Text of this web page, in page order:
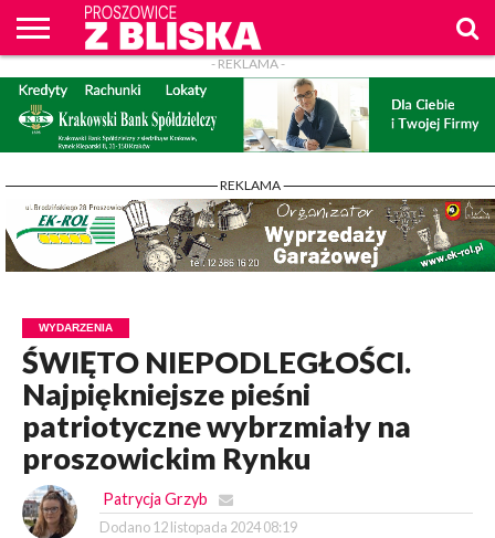
O
NAS
WIADOMOŚCI
ZAPYTAM
WPROST
CENNIK
REKLAM
PROSZOWICE
Z BLISKA
KONTAKT
- REKLAMA -
- REKLAMA -
WYDARZENIA
ŚWIĘTO NIEPODLEGŁOŚCI.
Najpiękniejsze pieśni
patriotyczne wybrzmiały na
proszowickim Rynku
Patrycja Grzyb
Dodano 12 listopada 2024 08:19